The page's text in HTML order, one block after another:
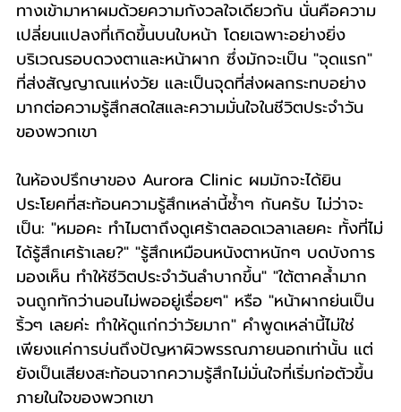
ทางเข้ามาหาผมด้วยความกังวลใจเดียวกัน นั่นคือความ
เปลี่ยนแปลงที่เกิดขึ้นบนใบหน้า โดยเฉพาะอย่างยิ่ง
บริเวณรอบดวงตาและหน้าผาก ซึ่งมักจะเป็น "จุดแรก"
ที่ส่งสัญญาณแห่งวัย และเป็นจุดที่ส่งผลกระทบอย่าง
มากต่อความรู้สึกสดใสและความมั่นใจในชีวิตประจำวัน
ของพวกเขา
ในห้องปรึกษาของ Aurora Clinic ผมมักจะได้ยิน
ประโยคที่สะท้อนความรู้สึกเหล่านี้ซ้ำๆ กันครับ ไม่ว่าจะ
เป็น: "หมอคะ ทำไมตาถึงดูเศร้าตลอดเวลาเลยคะ ทั้งที่ไม่
ได้รู้สึกเศร้าเลย?" "รู้สึกเหมือนหนังตาหนักๆ บดบังการ
มองเห็น ทำให้ชีวิตประจำวันลำบากขึ้น" "ใต้ตาคล้ำมาก
จนถูกทักว่านอนไม่พออยู่เรื่อยๆ" หรือ "หน้าผากย่นเป็น
ริ้วๆ เลยค่ะ ทำให้ดูแก่กว่าวัยมาก" คำพูดเหล่านี้ไม่ใช่
เพียงแค่การบ่นถึงปัญหาผิวพรรณภายนอกเท่านั้น แต่
ยังเป็นเสียงสะท้อนจากความรู้สึกไม่มั่นใจที่เริ่มก่อตัวขึ้น
ภายในใจของพวกเขา